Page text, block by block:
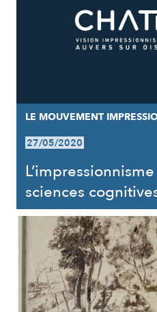
LE MOUVEMENT
27/05/2020
sciences